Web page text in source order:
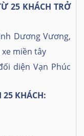
25 KHÁCH TRỞ
Dương Vương,
xe miền tây
diện Vạn Phúc
KHÁCH: